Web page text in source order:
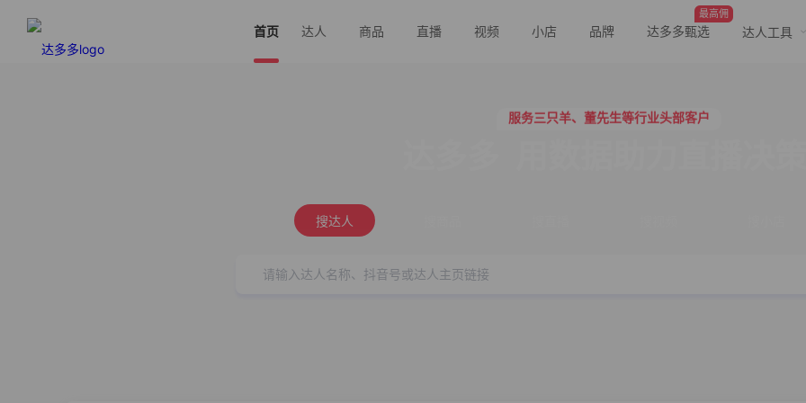
首页 达人 商品 直播 视频 小店 品牌
最高佣
达多多甄选 达人工具
行业价格屠夫，年卡会员低至798/年
搜达人